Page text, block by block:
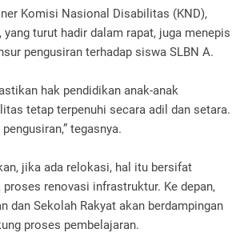
Komisi Nasional Disabilitas (KND),
yang turut hadir dalam rapat, juga menepis
pengusiran terhadap siswa SLBN A.
hak pendidikan anak-anak
tetap terpenuhi secara adil dan setara.
tegasnya.
jika ada relokasi, hal itu bersifat
renovasi infrastruktur. Ke depan,
dan Sekolah Rakyat akan berdampingan
proses pembelajaran.